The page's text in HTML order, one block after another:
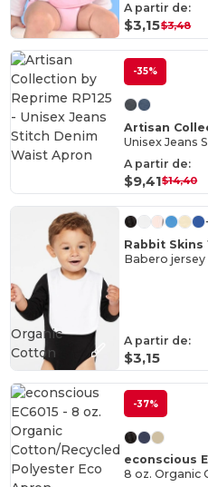
A partir de:
$3,15$3,48
-35%
Artisan
Unisex Jeans
A partir de:
$9,41$14,40
Rabbit Skins
Babero jersey
A partir de:
$3,15
Organic
Cotton
-37%
econscious